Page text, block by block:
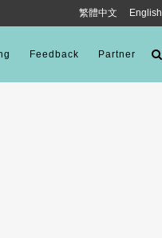
繁體中文 English
Feedback Partner